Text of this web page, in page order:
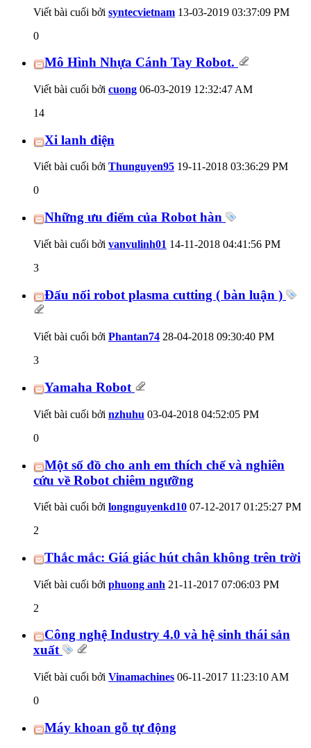
Viết bài cuối bởi syntecvietnam 13-03-2019 03:37:09 PM
0
Mô Hình Nhựa Cánh Tay Robot.
Viết bài cuối bởi cuong 06-03-2019 12:32:47 AM
14
Xi lanh điện
Viết bài cuối bởi Thunguyen95 19-11-2018 03:36:29 PM
0
Những ưu điểm của Robot hàn
Viết bài cuối bởi vanvulinh01 14-11-2018 04:41:56 PM
3
Đấu nối robot plasma cutting ( bàn luận )
Viết bài cuối bởi Phantan74 28-04-2018 09:30:40 PM
3
Yamaha Robot
Viết bài cuối bởi nzhuhu 03-04-2018 04:52:05 PM
0
Một số đồ cho anh em thích chế và nghiên
cứu về Robot chiêm ngưỡng
Viết bài cuối bởi longnguyenkd10 07-12-2017 01:25:27 PM
2
Thắc mắc: Giá giác hút chân không trên trời
Viết bài cuối bởi phuong anh 21-11-2017 07:06:03 PM
2
Công nghệ Industry 4.0 và hệ sinh thái sản
xuất
Viết bài cuối bởi Vinamachines 06-11-2017 11:23:10 AM
0
Máy khoan gỗ tự động